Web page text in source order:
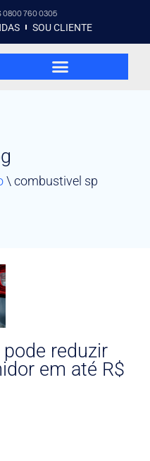
0800 760 0305
SOU CLIENTE
\ combustivel sp
reduzir
em até R$